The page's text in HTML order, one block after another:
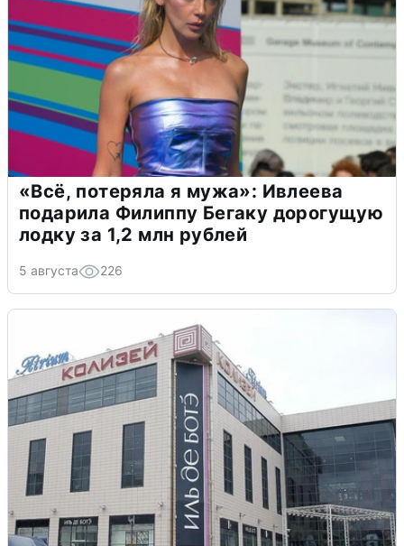
«Всё, потеряла я мужа»: Ивлеева
подарила Филиппу Бегаку дорогущую
лодку за 1,2 млн рублей
5 августа 226